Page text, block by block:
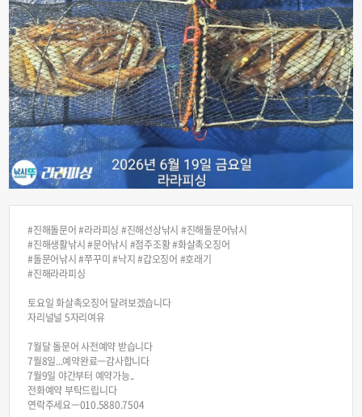
#진해돌문어 #라라피싱 #진해선상낚시 #진해돌문어낚시
#진해생활낚시 #문어낚시 #점주조황 #화살촉오징어
#돌문어낚시 #쭈꾸미 #낙지 #갑오징어 #호래기
#진해라라피싱
토요일 화살촉오징어 달려보겠습니다
자리널널 5자리여유
7월달 돌문어 사전예약 받습니다
7월8일...예약완료ㅡ감사합니다
7월9일 야간부터 예약가능..
전화예약 부탁드립니다
연락주세요ㅡ010.5880.7504